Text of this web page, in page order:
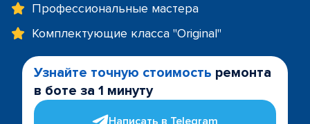
Профессиональные мастера
Комплектующие класса "Original"
Узнайте точную стоимость ремонта
в боте за 1 минуту
Написать в Telegram